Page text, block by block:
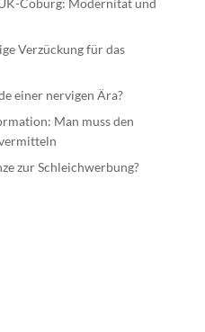
Coburg: Modernität und
Verzückung für das
einer nervigen Ära?
Man muss den
zur Schleichwerbung?